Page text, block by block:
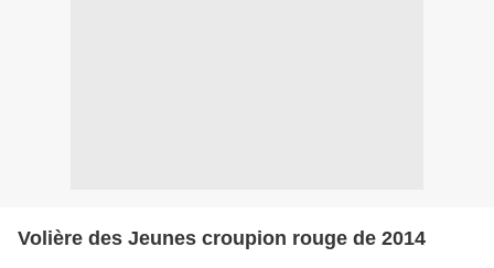
Volière des Jeunes croupion rouge de 2014